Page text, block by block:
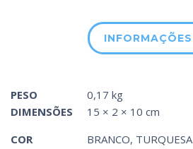
PESO
0,17 kg
DIMENSÕES
15 × 2 × 10 cm
COR
BRANCO, TURQUESA